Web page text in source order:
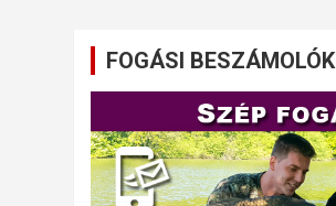
FOGÁSI BESZÁMOLÓK